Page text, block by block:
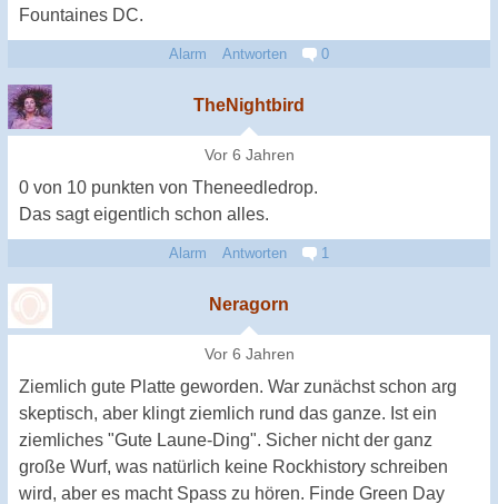
Fountaines DC.
Alarm Antworten 0
TheNightbird
Vor 6 Jahren
0 von 10 punkten von Theneedledrop.
Das sagt eigentlich schon alles.
Alarm Antworten 1
Neragorn
Vor 6 Jahren
Ziemlich gute Platte geworden. War zunächst schon arg
skeptisch, aber klingt ziemlich rund das ganze. Ist ein
ziemliches "Gute Laune-Ding". Sicher nicht der ganz
große Wurf, was natürlich keine Rockhistory schreiben
wird, aber es macht Spass zu hören. Finde Green Day